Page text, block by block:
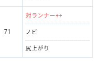
71
対ランナー++
ノビ
尻上がり